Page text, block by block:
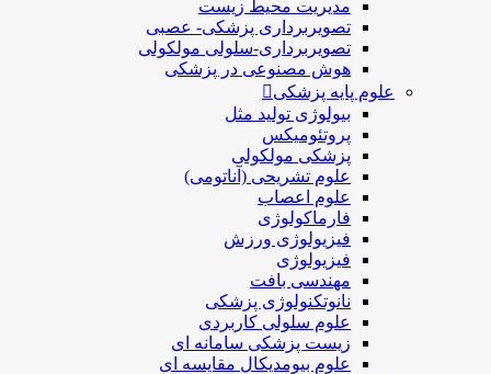
مدیریت محیط زیست
تصویربرداری پزشکی- عصبی
تصویربرداری-سلولی مولکولی
هوش مصنوعی در پزشکی
علوم پایه پزشکی
بیولوژی تولید مثل
پروتئومیکس
پزشکی مولکولی
علوم تشریحی (آناتومی)
علوم اعصاب
فارماکولوژی
فیزیولوژی ورزش
فیزیولوژی
مهندسی بافت
نانوتکنولوژی پزشکی
علوم سلولی کاربردی
زیست پزشکی سامانه ای
علوم بیومدیکال مقایسه ای